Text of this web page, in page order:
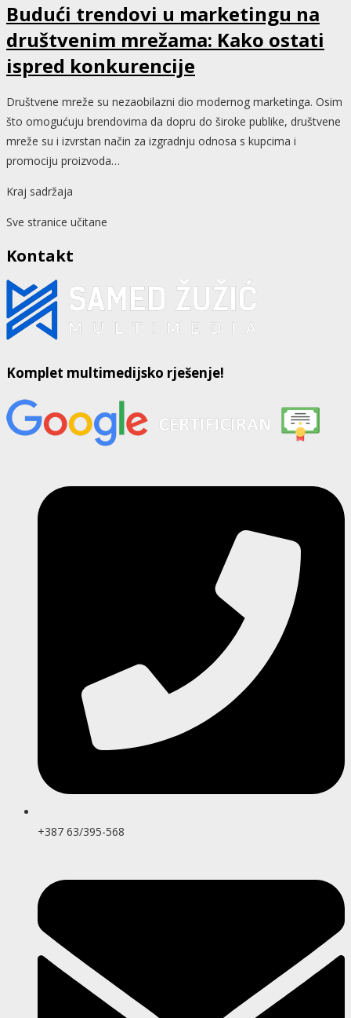
Budući trendovi u marketingu na
društvenim mrežama: Kako ostati
ispred konkurencije
Društvene mreže su nezaobilazni dio modernog marketinga. Osim
što omogućuju brendovima da dopru do široke publike, društvene
mreže su i izvrstan način za izgradnju odnosa s kupcima i
promociju proizvoda…
Kraj sadržaja
Sve stranice učitane
Kontakt
Komplet multimedijsko rješenje!
+387 63/395-568